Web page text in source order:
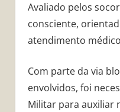
Avaliado pelos
consciente,
atendimento
Com parte da via
envolvidos, foi
Militar para auxiliar